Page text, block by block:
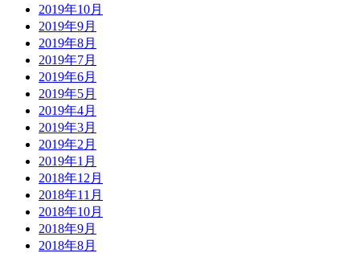
2019年10月
2019年9月
2019年8月
2019年7月
2019年6月
2019年5月
2019年4月
2019年3月
2019年2月
2019年1月
2018年12月
2018年11月
2018年10月
2018年9月
2018年8月